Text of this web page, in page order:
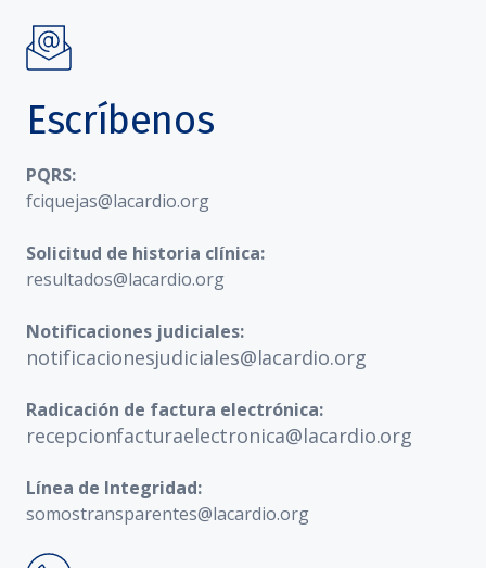
Escríbenos
PQRS:
fciquejas@lacardio.org
Solicitud de historia clínica:
resultados@lacardio.org
Notificaciones judiciales:
notificacionesjudiciales@lacardio.org
Radicación de factura electrónica:
recepcionfacturaelectronica@lacardio.org
Línea de Integridad:
somostransparentes@lacardio.org